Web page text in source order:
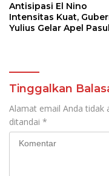
Antisipasi El Nino
Intensitas Kuat,
Yulius Gelar Apel
Tinggalkan
Alamat email Anda tidak
ditandai *